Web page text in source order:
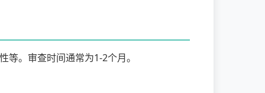
。审查时间通常为1-2个月。